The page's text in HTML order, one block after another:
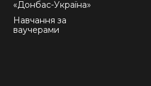
«Донбас-Україна»
Навчання за
ваучерами